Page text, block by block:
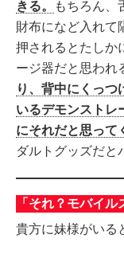
きる。
もちろん、
財布になど入れて
押されるとたしか
ージ器だと思われ
り、背中にくっつ
いるデモンストレ
にそれだと思って
ダルトグッズだと
「それ？モバイル
貴方に妹様がいる